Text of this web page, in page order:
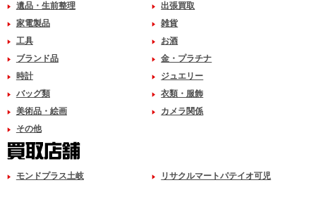
遺品・生前整理
出張買取
家電製品
雑貨
工具
お酒
ブランド品
金・プラチナ
時計
ジュエリー
バッグ類
衣類・服飾
美術品・絵画
カメラ関係
その他
モンドプラス土岐 リサクルマートパテイオ可児